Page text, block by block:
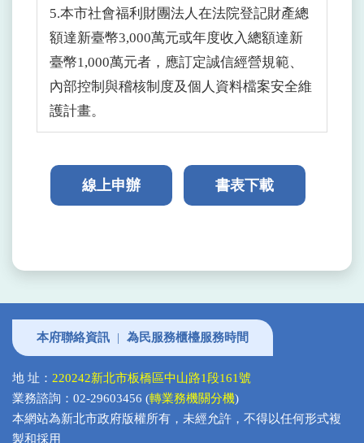
5.本市社會福利財團法人在法院登記財產總
額達新臺幣3,000萬元或年度收入總額達新
臺幣1,000萬元者，應訂定誠信經營規範、
內部控制與稽核制度及個人資料檔案安全維
護計畫。
線上申辦 書表下載
本府聯絡資訊 | 為民服務櫃檯服務時間
地 址： 220242新北市板橋區中山路1段161號
業務諮詢：02-29603456 (轉業務機關分機)
本網站為新北市政府版權所有，未經允許，不得以任何形式複
製和採用